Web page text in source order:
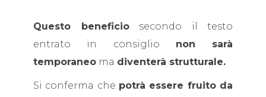
Questo beneficiosecondo il testo
entrato in consiglio non sarà
temporaneo ma diventerà strutturale.
Si conferma che potrà essere fruito da